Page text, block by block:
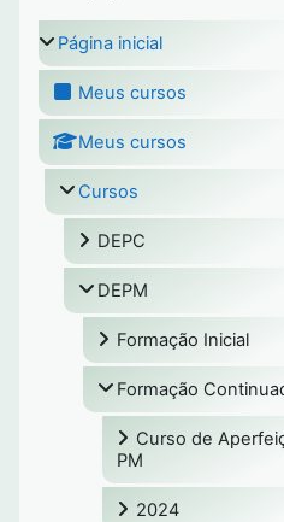
Página inicial
Meus cursos
Meus cursos
Cursos
DEPC
DEPM
Formação Inicial
Formação
Curso de
PM
2024